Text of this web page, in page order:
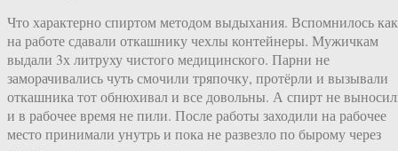
Что характерно спиртом методом выдыхания. Вспомнилось как
на работе сдавали откашнику чехлы контейнеры. Мужичкам
выдали 3х литруху чистого медицинского. Парни не
заморачивались чуть смочили тряпочку, протёрли и вызывали
откашника тот обнюхивал и все довольны. А спирт не
и в рабочее время не пили. После работы заходили на рабочее
место принимали унутрь и пока не развезло по бырому через